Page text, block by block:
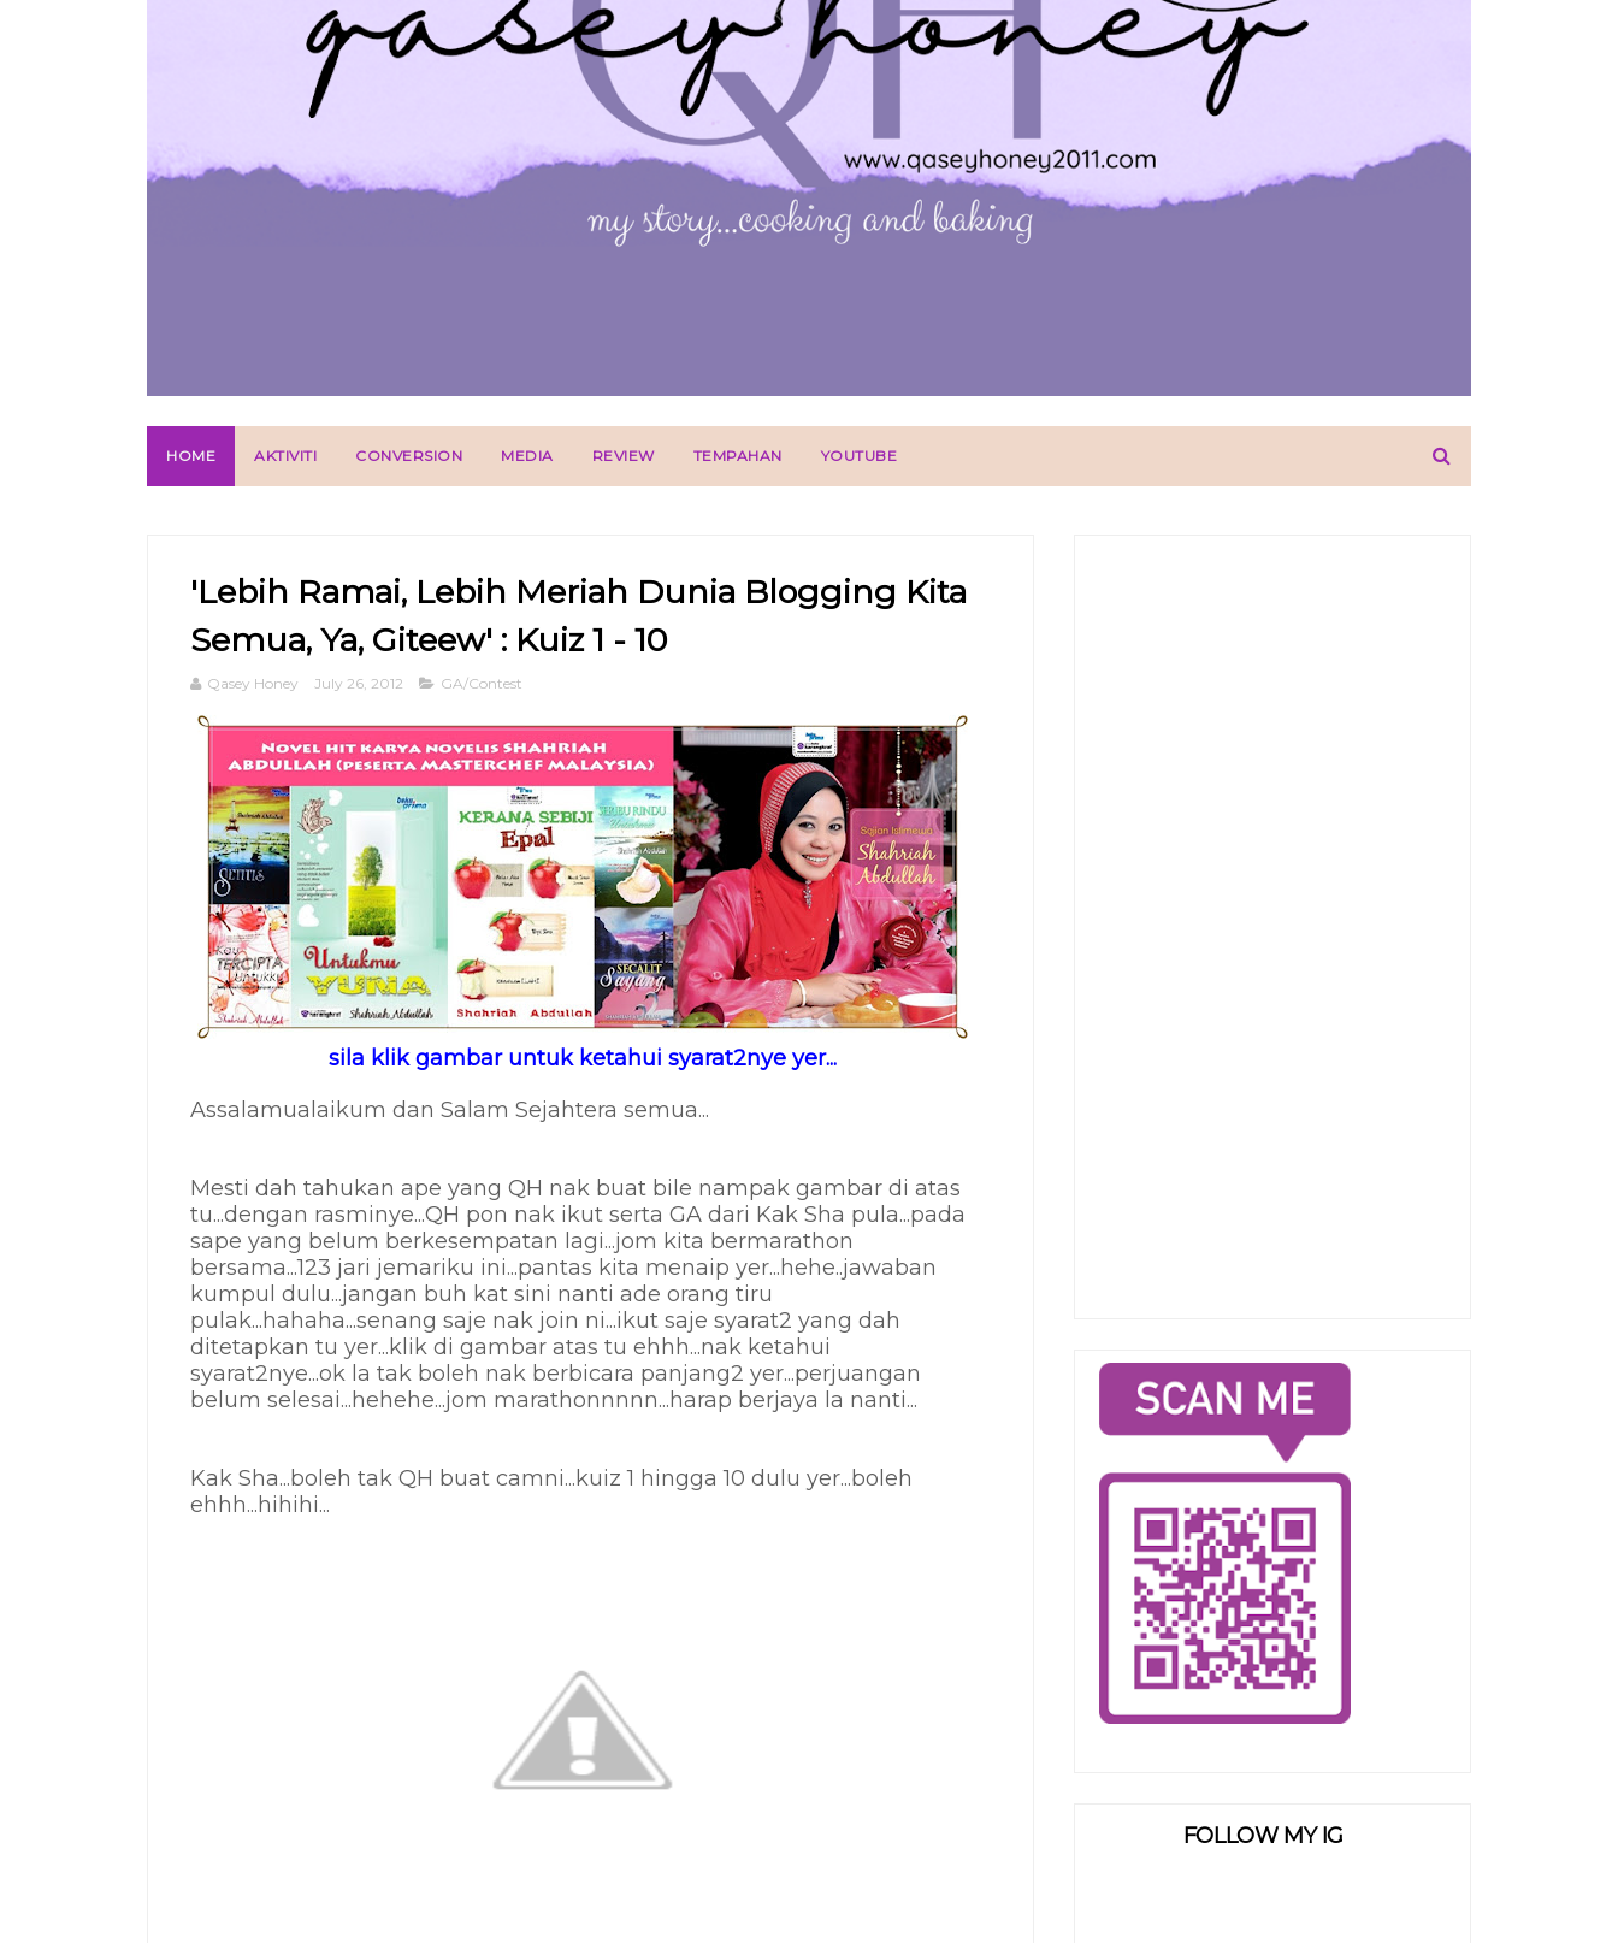
HOME AKTIVITI CONVERSION MEDIA REVIEW TEMPAHAN YOUTUBE
'Lebih Ramai, Lebih Meriah Dunia Blogging Kita
Semua, Ya, Giteew' : Kuiz 1 - 10
Qasey Honey July 26, 2012 GA/Contest
sila klik gambar untuk ketahui syarat2nye yer...
Assalamualaikum dan Salam Sejahtera semua...
Mesti dah tahukan ape yang QH nak buat bile nampak gambar di atas
tu...dengan rasminye...QH pon nak ikut serta GA dari Kak Sha pula...pada
sape yang belum berkesempatan lagi...jom kita bermarathon
bersama...123 jari jemariku ini...pantas kita menaip yer...hehe..jawaban
kumpul dulu...jangan buh kat sini nanti ade orang tiru
pulak...hahaha...senang saje nak join ni...ikut saje syarat2 yang dah
ditetapkan tu yer...klik di gambar atas tu ehhh...nak ketahui
syarat2nye...ok la tak boleh nak berbicara panjang2 yer...perjuangan
belum selesai...hehehe...jom marathonnnnn...harap berjaya la nanti...
Kak Sha...boleh tak QH buat camni...kuiz 1 hingga 10 dulu yer...boleh
ehhh...hihihi...
FOLLOW MY IG